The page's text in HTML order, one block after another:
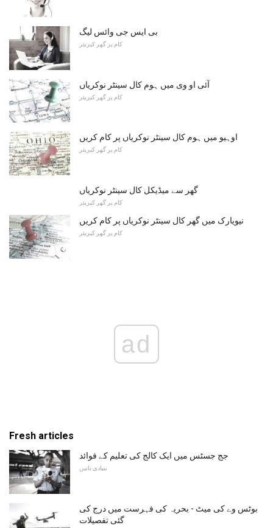
بی ایس جی وائس لیگ
کام پر گھر کیریئر
آئی او وی میں ہوم کال سینٹر نوکریاں
کام پر گھر کیریئر
اوہیو میں ہوم کال سینٹر نوکریاں پر کام کریں
کام پر گھر کیریئر
گھر سے میڈیکل کال سینٹر نوکریاں
کام پر گھر کیریئر
نیویارک میں گھر کال سینٹر نوکریاں پر کام کریں
کام پر گھر کیریئر
ad
Fresh articles
جج جسٹس میں ایک کالج کی تعلیم کے فوائد
بنیادی باتیں
بوٹس وے کی میٹ - بحریہ کی فہرست میں درج کی
گئی تفصیلات